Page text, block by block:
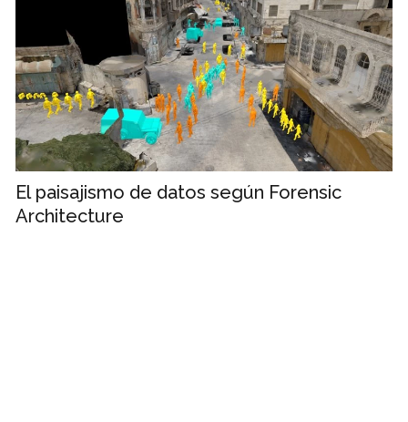
El paisajismo de datos según Forensic
Architecture